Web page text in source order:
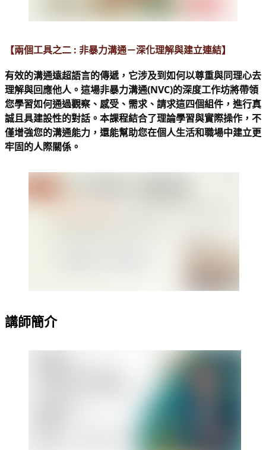
【兩個工具之二 : 非暴力溝通－深化理解與建立連結】
有效的溝通遠超語言的傳遞，它涉及到如何以尊重與同理心去
理解與回應他人。這場非暴力溝通(NVC)的深度工作坊將帶領
您學習如何通過觀察、感受、需求、請求這四個組件，進行真
誠且具建設性的對話。本課程結合了理論學習與實際操作，不
僅增強您的溝通能力，還能幫助您在個人生活和職場中建立更
牢固的人際關係。
講師簡介